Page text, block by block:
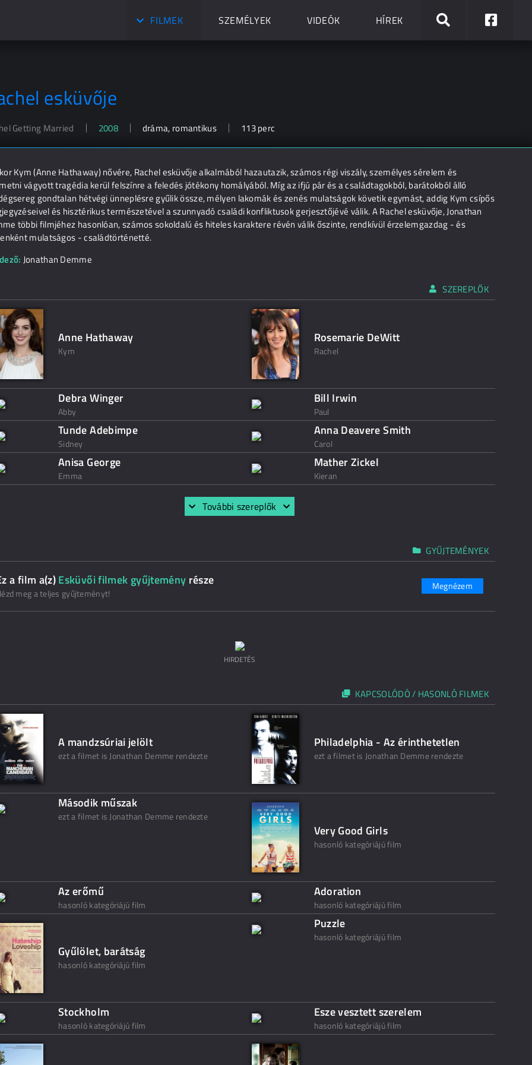
FILMEK SZEMÉLYEK VIDEÓK HÍREK
esküvője
Getting Married 2008 dráma, romantikus 113 perc
Kym (Anne Hathaway) nővére, Rachel esküvője alkalmából hazautazik, számos régi viszály, személyes sérelem és
vágyott tragédia kerül felszínre a feledés jótékony homályából. Míg az ifjú pár és a családtagokból, barátokból álló
gondtalan hétvégi ünneplésre gyűlik össze, mélyen lakomák és zenés mulatságok követik egymást, addig Kym csípős
és hisztérikus természetével a szunnyadó családi konfliktusok gerjesztőjévé válik. A Rachel esküvője, Jonathan
többi filmjéhez hasonlóan, számos sokoldalú és hiteles karaktere révén válik őszinte, rendkívül érzelemgazdag - és
mulatságos - családtörténetté.
Jonathan Demme
SZEREPLŐK
Anne Hathaway
Kym
Rosemarie DeWitt
Rachel
Debra Winger
Abby
Bill Irwin
Paul
Tunde Adebimpe
Sidney
Anna Deavere Smith
Carol
Anisa George
Emma
Mather Zickel
Kieran
További szereplők
GYŰJTEMÉNYEK
a film a(z)Esküvői filmek gyűjtemény része
meg a teljes gyűjteményt!
Megnézem
HIRDETÉS
KAPCSOLÓDÓ / HASONLÓ FILMEK
A mandzsúriai jelölt
ezt a filmet is Jonathan Demme rendezte
Philadelphia - Az érinthetetlen
ezt a filmet is Jonathan Demme rendezte
Második műszak
ezt a filmet is Jonathan Demme rendezte
Very Good Girls
hasonló kategóriájú film
Az erőmű
hasonló kategóriájú film
Adoration
hasonló kategóriájú film
Gyűlölet, barátság
hasonló kategóriájú film
Puzzle
hasonló kategóriájú film
Stockholm
hasonló kategóriájú film
Esze vesztett szerelem
hasonló kategóriájú film